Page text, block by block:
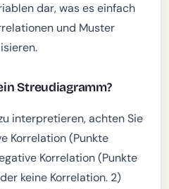
dar, was es einfach
und Muster
Streudiagramm?
interpretieren, achten Sie
Korrelation (Punkte
Korrelation (Punkte
keine Korrelation. 2)